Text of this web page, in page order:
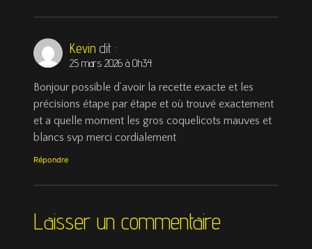
Kevin dit :
25 mars 2026 à 0h34
Bonjour possible d’avoir la recette exacte et les
précisions étape par étape et où trouvé exactement
et a quelle moment les gros coquelicots mauves et
blancs svp merci cordialement
Répondre
Laisser un commentaire